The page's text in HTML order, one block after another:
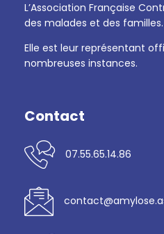
L’Association Française
des malades et des familles.
Elle est leur représentant
nombreuses instances.
Contact
07.55.65.14.86